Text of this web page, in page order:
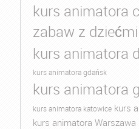
kurs animatora
zabaw z dziećmi
kurs animatora
kurs animatora gdańsk
kurs animatora
kurs animatora katowice kurs
kurs animatora Warszawa